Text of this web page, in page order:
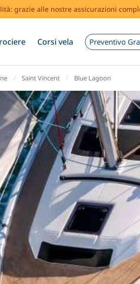
grazie alle nostre assicurazioni
Corsi vela Preventivo
Saint Vincent Blue Lagoon